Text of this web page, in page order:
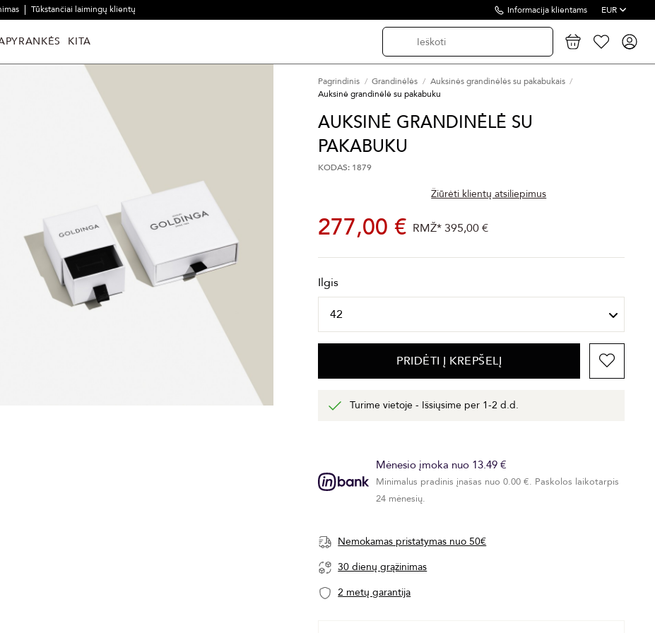
Tūkstančiai laimingų klientų Informacija klientams EUR
KITA
Pagrindinis Grandinėlės
Auksinės grandinėlės su pakabukais
Auksinė grandinėlė su pakabuku
AUKSINĖ GRANDINĖLĖ SU
PAKABUKU
KODAS: 1879
Žiūrėti klientų atsiliepimus
277,00 € RMŽ*395,00 €
Ilgis
PRIDĖTI Į KREPŠELĮ
Turime vietoje - Išsiųsime per 1-2 d.d.
Mėnesio įmoka nuo 13.49 €
Minimalus pradinis įnašas nuo 0.00 €. Paskolos laikotarpis
24 mėnesių.
Nemokamas pristatymas nuo 50€
30 dienų grąžinimas
2 metų garantija